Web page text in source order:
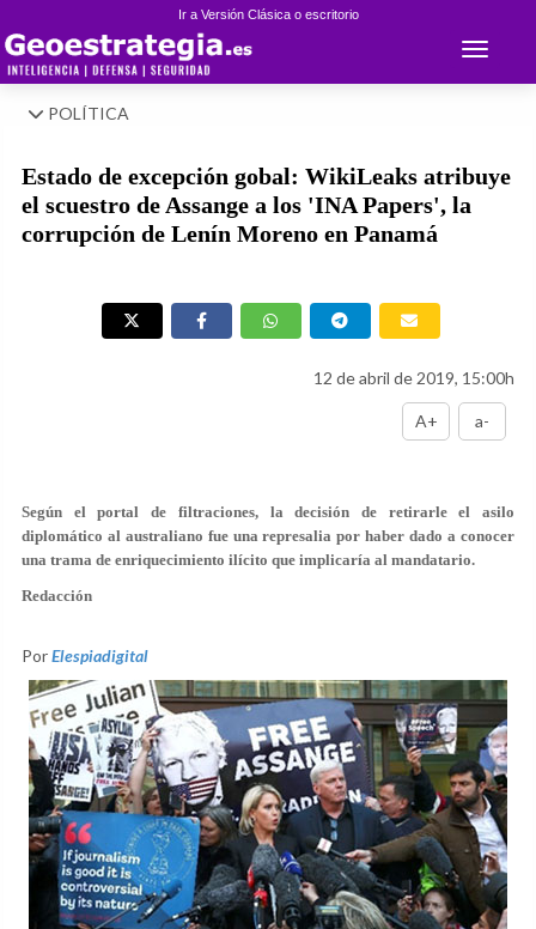
Ir a Versión Clásica o escritorio
Toggle
POLÍTICA
Estado de excepción gobal: WikiLeaks atribuye
el scuestro de Assange a los 'INA Papers', la
corrupción de Lenín Moreno en Panamá
12 de abril de 2019, 15:00h
A+ a-
Según el portal de filtraciones, la decisión de retirarle el asilo
diplomático al australiano fue una represalia por haber dado a conocer
una trama de enriquecimiento ilícito que implicaría al mandatario.
Redacción
PorElespiadigital